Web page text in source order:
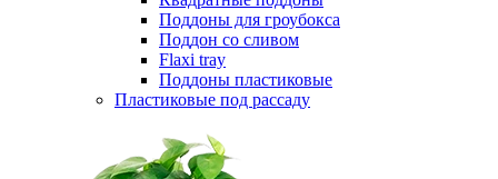
Поддоны для гроубокса
Поддон со сливом
Flaxi tray
Поддоны пластиковые
Пластиковые под рассаду